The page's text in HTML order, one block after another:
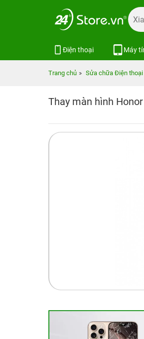
Điện thoại Máy
Trang chủ Sửa chữa Điện thoại
Thay màn hình